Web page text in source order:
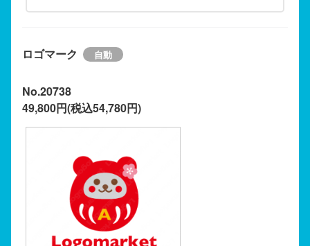
ロゴマーク
No.20738
49,800円(税込54,780円)